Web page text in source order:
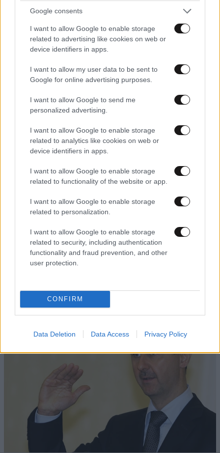
Google consents
I want to allow Google to enable storage
related to advertising like cookies on web or
device identifiers in apps.
I want to allow my user data to be sent to
Google for online advertising purposes.
I want to allow Google to send me
personalized advertising.
I want to allow Google to enable storage
related to analytics like cookies on web or
device identifiers in apps.
I want to allow Google to enable storage
related to functionality of the website or app.
I want to allow Google to enable storage
related to personalization.
I want to allow Google to enable storage
related to security, including authentication
functionality and fraud prevention, and other
user protection.
CONFIRM
Data Deletion Data Access Privacy Policy